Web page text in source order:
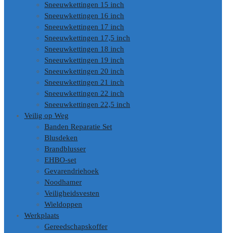
Sneeuwkettingen 15 inch
Sneeuwkettingen 16 inch
Sneeuwkettingen 17 inch
Sneeuwkettingen 17,5 inch
Sneeuwkettingen 18 inch
Sneeuwkettingen 19 inch
Sneeuwkettingen 20 inch
Sneeuwkettingen 21 inch
Sneeuwkettingen 22 inch
Sneeuwkettingen 22,5 inch
Veilig op Weg
Banden Reparatie Set
Blusdeken
Brandblusser
EHBO-set
Gevarendriehoek
Noodhamer
Veiligheidsvesten
Wieldoppen
Werkplaats
Gereedschapskoffer